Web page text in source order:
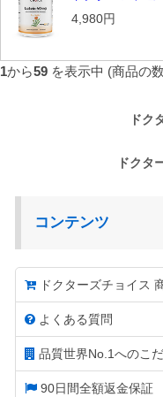
4,980円
1から59 を表示中 (商品の
ドク
ドクタ
コンテンツ
ドクターズチョイス
よくある質問
品質世界No.1へのこ
90日間全額返金保証